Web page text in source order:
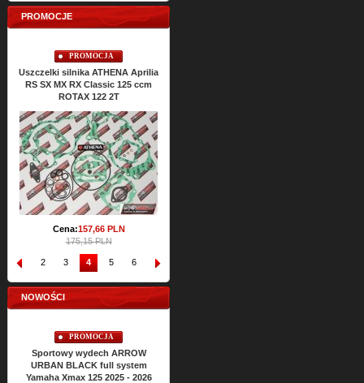
PROMOCJE
PROMOCJA
Uszczelki silnika ATHENA Aprilia
RS SX MX RX Classic 125 ccm
ROTAX 122 2T
Cena:157,66PLN
175,15 PLN
1 2 3 4 5 6 7
NOWOŚCI
PROMOCJA
Sportowy wydech ARROW
URBAN BLACK full system
Yamaha Xmax 125 2025 - 2026